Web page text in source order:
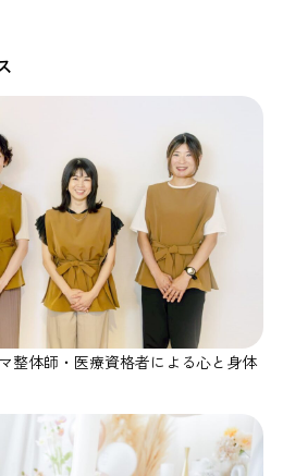
整体師・医療資格者による心と身体